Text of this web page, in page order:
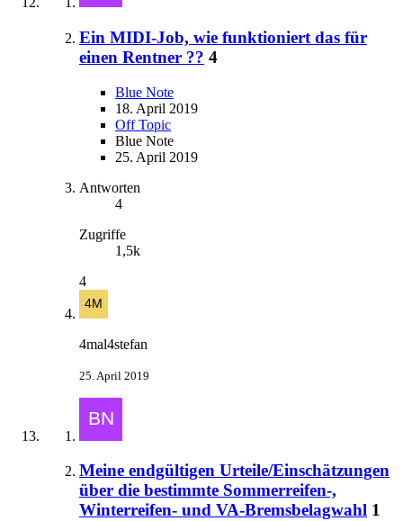
Ein MIDI-Job, wie funktioniert das für
einen Rentner ?? 4
Blue Note
18. April 2019
Off Topic
Blue Note
25. April 2019
Antworten
4
Zugriffe
1,5k
4
4mal4stefan
25. April 2019
Meine endgültigen Urteile/Einschätzungen
über die bestimmte Sommerreifen-,
Winterreifen- und VA-Bremsbelagwahl 1